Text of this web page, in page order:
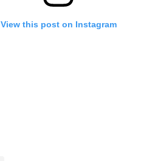
View this post on Instagram